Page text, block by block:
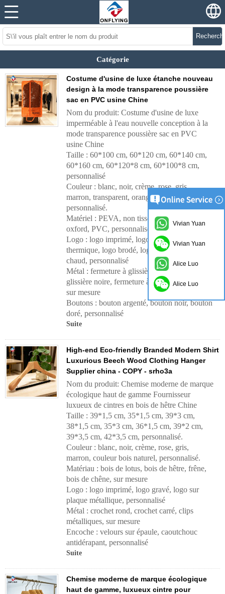
Catégorie
Costume d'usine de luxe étanche nouveau
design à la mode transparence poussière
sac en PVC usine Chine
Nom du produit: Costume d'usine de luxe
imperméable à l'eau nouvelle conception à la
mode transparence poussière sac en PVC
usine Chine
Taille : 60*100 cm, 60*120 cm, 60*140 cm,
60*160 cm, 60*120*8 cm, 60*100*8 cm,
personnalisé
Couleur : blanc, noir, crème, rose, gris,
marron, transparent, orange transparent,
personnalisé.
Matériel : PEVA, non tissé, coton, polyester,
oxford, PVC, personnalisé
Logo : logo imprimé, logo par transfert
thermique, logo brodé, logo d'estampage à
chaud, personnalisé
Métal : fermeture à glissière dorée, fermeture à
glissière noire, fermeture à glissière argentée,
sur mesure
Boutons : bouton argenté, bouton noir, bouton
doré, personnalisé
Suite
High-end Eco-friendly Branded Modern Shirt
Luxurious Beech Wood Clothing Hanger
Supplier china - COPY - srho3a
Nom du produit: Chemise moderne de marque
écologique haut de gamme Fournisseur
luxueux de cintres en bois de hêtre Chine
Taille : 39*1,5 cm, 35*1,5 cm, 39*3 cm,
38*1,5 cm, 35*3 cm, 36*1,5 cm, 39*2 cm,
39*3,5 cm, 42*3,5 cm, personnalisé.
Couleur : blanc, noir, crème, rose, gris,
marron, couleur bois naturel, personnalisé.
Matériau : bois de lotus, bois de hêtre, frêne,
bois de chêne, sur mesure
Logo : logo imprimé, logo gravé, logo sur
plaque métallique, personnalisé
Métal : crochet rond, crochet carré, clips
métalliques, sur mesure
Encoche : velours sur épaule, caoutchouc
antidérapant, personnalisé
Suite
Chemise moderne de marque écologique
haut de gamme, luxueux cintre pour
Vivian Yuan
Vivian Yuan
Alice Luo
Alice Luo